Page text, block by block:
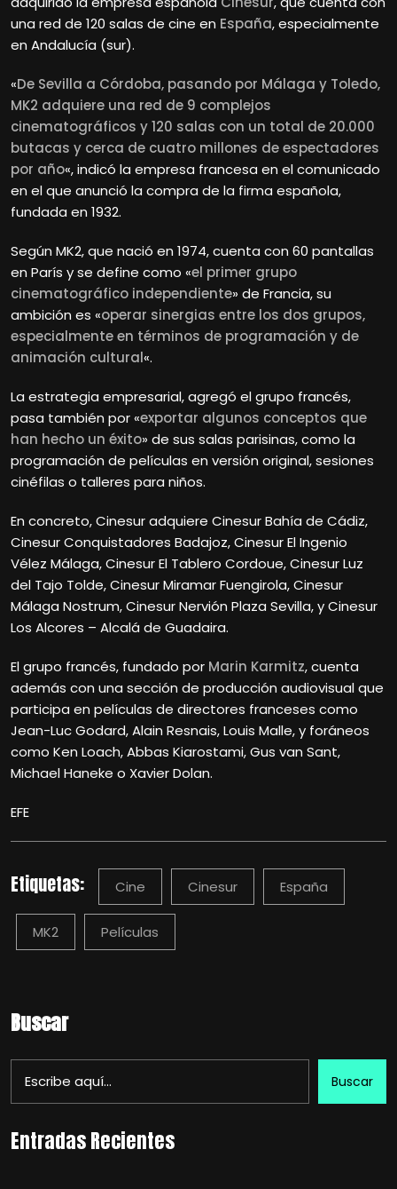
una red de 120 salas de cine en España, especialmente
en Andalucía (sur).
«De Sevilla a Córdoba, pasando por Málaga y Toledo,
MK2 adquiere una red de 9 complejos
cinematográficos y 120 salas con un total de 20.000
butacas y cerca de cuatro millones de espectadores
por año«, indicó la empresa francesa en el comunicado
en el que anunció la compra de la firma española,
fundada en 1932.
Según MK2, que nació en 1974, cuenta con 60 pantallas
en París y se define como «el primer grupo
cinematográfico independiente» de Francia, su
ambición es «operar sinergias entre los dos grupos,
especialmente en términos de programación y de
animación cultural«.
La estrategia empresarial, agregó el grupo francés,
pasa también por «exportar algunos conceptos que
han hecho un éxito» de sus salas parisinas, como la
programación de películas en versión original, sesiones
cinéfilas o talleres para niños.
En concreto, Cinesur adquiere Cinesur Bahía de Cádiz,
Cinesur Conquistadores Badajoz, Cinesur El Ingenio
Vélez Málaga, Cinesur El Tablero Cordoue, Cinesur Luz
del Tajo Tolde, Cinesur Miramar Fuengirola, Cinesur
Málaga Nostrum, Cinesur Nervión Plaza Sevilla, y Cinesur
Los Alcores – Alcalá de Guadaira.
El grupo francés, fundado por Marin Karmitz, cuenta
además con una sección de producción audiovisual que
participa en películas de directores franceses como
Jean-Luc Godard, Alain Resnais, Louis Malle, y foráneos
como Ken Loach, Abbas Kiarostami, Gus van Sant,
Michael Haneke o Xavier Dolan.
EFE
Etiquetas: Cine Cinesur España
MK2 Películas
Buscar
Buscar
Entradas Recientes